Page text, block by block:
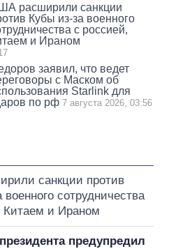
расширили санкции
Кубы из-за военного
с россией,
и Ираном
заявил, что ведет
с Маском об
Starlink для
по рф 7 августа 2026, 03:56
санкции против
сотрудничества
Китаем и Ираном
предупредил